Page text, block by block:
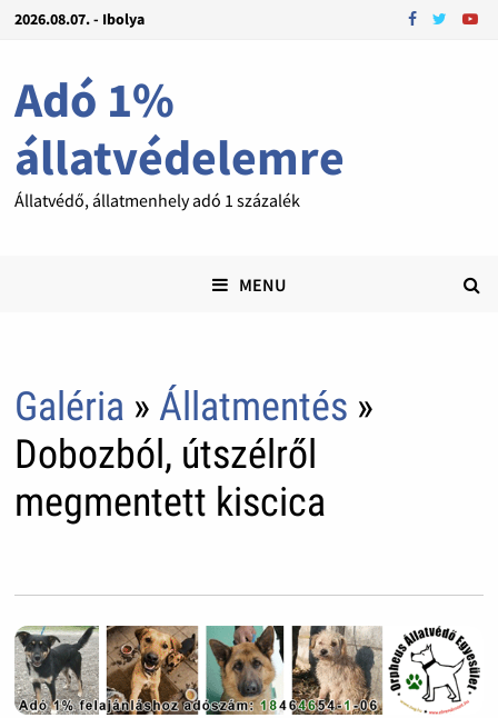
2026.08.07. - Ibolya
Adó 1%
állatvédelemre
Állatvédő, állatmenhely adó 1 százalék
MENU
Galéria » Állatmentés »
Dobozból, útszélről
megmentett kiscica